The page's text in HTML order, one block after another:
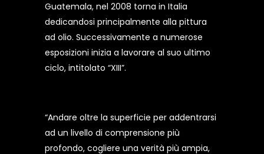
Guatemala, nel 2008 torna in Italia
dedicandosi principalmente alla pittura
ad olio. Successivamente a numerose
esposizioni inizia a lavorare al suo ultimo
ciclo, intitolato “XIII”.
“Andare oltre la superficie per addentrarsi
ad un livello di comprensione più
profondo, cogliere una verità più ampia,